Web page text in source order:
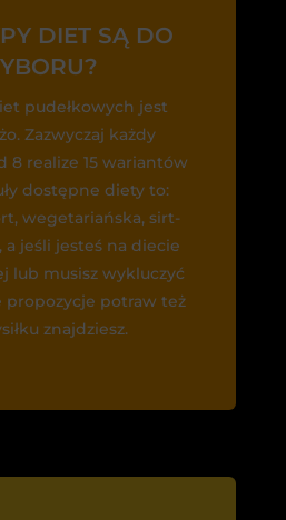
DIET SĄ DO
pudełkowych jest
Zazwyczaj każdy
8 realize 15 wariantów
dostępne diety to:
wegetariańska, sirt-
a jeśli jesteś na diecie
lub musisz wykluczyć
propozycje potraw też
znajdziesz.